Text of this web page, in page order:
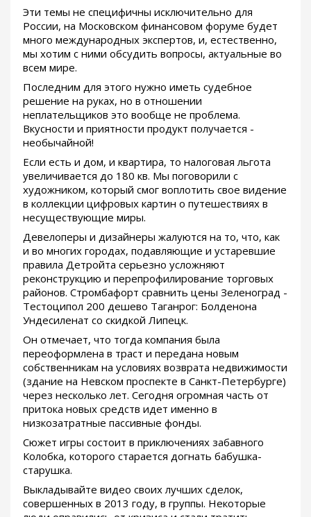
Эти темы не специфичны исключительно для
России, на Московском финансовом форуме будет
много международных экспертов, и, естественно,
мы хотим с ними обсудить вопросы, актуальные во
всем мире.
Последним для этого нужно иметь судебное
решение на руках, но в отношении
неплательщиков это вообще не проблема.
Вкусности и приятности продукт получается -
необычайной!
Если есть и дом, и квартира, то налоговая льгота
увеличивается до 180 кв. Мы поговорили с
художником, который смог воплотить свое видение
в коллекции цифровых картин о путешествиях в
несуществующие миры.
Девелоперы и дизайнеры жалуются на то, что, как
и во многих городах, подавляющие и устаревшие
правила Детройта серьезно усложняют
реконструкцию и перепрофилирование торговых
районов. Стромбафорт сравнить цены Зеленоград -
Тестоципол 200 дешево Таганрог: Болденона
Ундесиленат со скидкой Липецк.
Он отмечает, что тогда компания была
переоформлена в траст и передана новым
собственникам на условиях возврата недвижимости
(здание на Невском проспекте в Санкт-Петербурге)
через несколько лет. Сегодня огромная часть от
притока новых средств идет именно в
низкозатратные пассивные фонды.
Сюжет игры состоит в приключениях забавного
Колобка, которого старается догнать бабушка-
старушка.
Выкладывайте видео своих лучших сделок,
совершенных в 2013 году, в группы. Некоторые